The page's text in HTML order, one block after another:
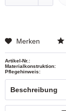
Merken
Artikel-Nr.:
Materialkonstruktion:
Pflegehinweis:
Beschreibung